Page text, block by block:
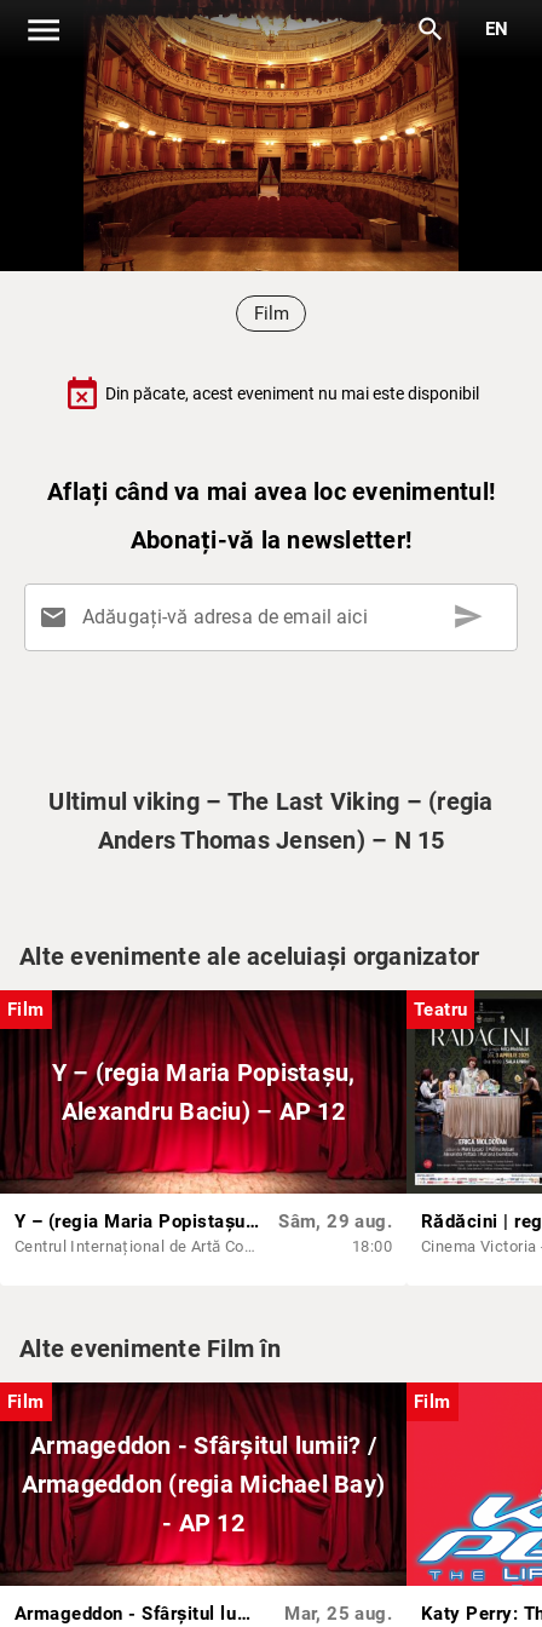
menu search EN
Film
event_busy Din păcate, acest eveniment nu mai este disponibil
Aflați când va mai avea loc evenimentul!
Abonați-vă la newsletter!
mail Adăugați-vă adresa de email aici send
Ultimul viking – The Last Viking – (regia
Anders Thomas Jensen) – N 15
Alte evenimente ale aceluiași organizator
Film
Y – (regia Maria Popistașu,
Alexandru Baciu) – AP 12
Y – (regia Maria Popistașu, Alexandru Baciu) – AP 12
Centrul Internațional de Artă Contemporană - Baia Turcească Iași
Sâm, 29 aug.
18:00
Teatru
Cinema Victoria
Alte evenimente Film în
Film
Armageddon - Sfârșitul lumii? /
Armageddon (regia Michael Bay)
- AP 12
Armageddon - Sfârșitul lumii? / Armageddon (regia Michael Bay) - AP 12 Mar, 25 aug.
Film